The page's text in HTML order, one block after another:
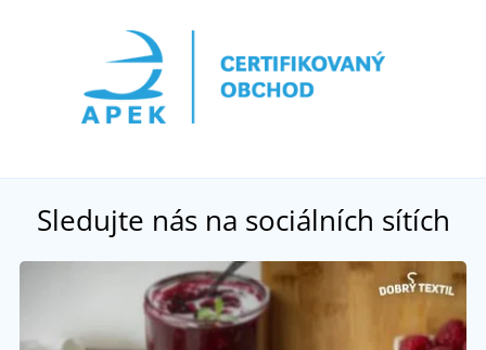
Sledujte nás na sociálních sítích